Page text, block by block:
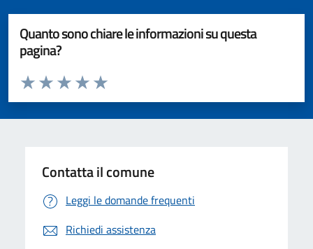
Quanto sono chiare le informazioni su questa
pagina?
Valuta da 1 a 5 stelle la pagina
Valuta 5 stelle su 5
Valuta 4 stelle su 5
Valuta 3 stelle su 5
Valuta 2 stelle su 5
Valuta 1 stelle su 5
Contatta il comune
Leggi le domande frequenti
Richiedi assistenza